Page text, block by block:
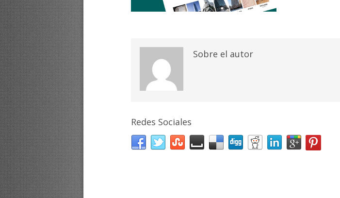
Sobre el autor
Redes Sociales